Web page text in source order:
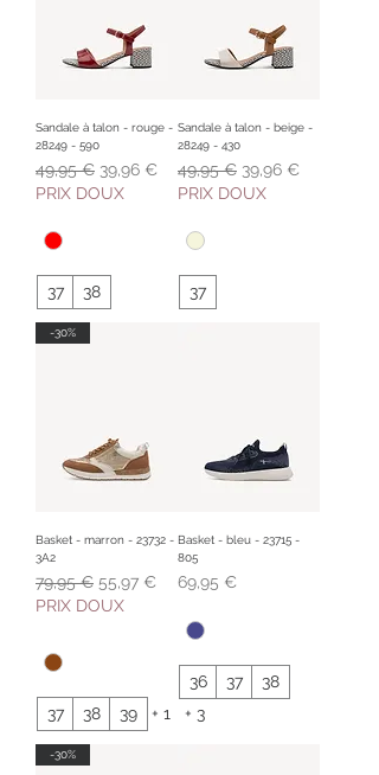
Sandale à talon - rouge -
28249 - 590
Prix original
49,95 € Prix promotionnel
39,96 €
PRIX DOUX
37 38
Sandale à talon - beige -
28249 - 430
Prix original
49,95 € Prix promotionnel
39,96 €
PRIX DOUX
37
-30%
Basket - marron - 23732 -
3A2
Prix original
79,95 € Prix promotionnel
55,97 €
PRIX DOUX
37 38 39 + 1
Basket - bleu - 23715 -
805
Prix
69,95 €
36 37
38
+ 3
-30%